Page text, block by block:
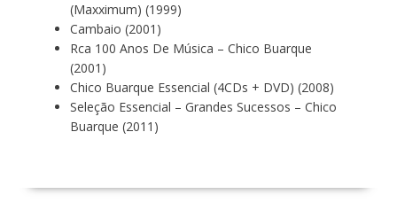
(Maxximum) (1999)
Cambaio (2001)
Rca 100 Anos De Música – Chico Buarque
(2001)
Chico Buarque Essencial (4CDs + DVD) (2008)
Seleção Essencial – Grandes Sucessos – Chico
Buarque (2011)